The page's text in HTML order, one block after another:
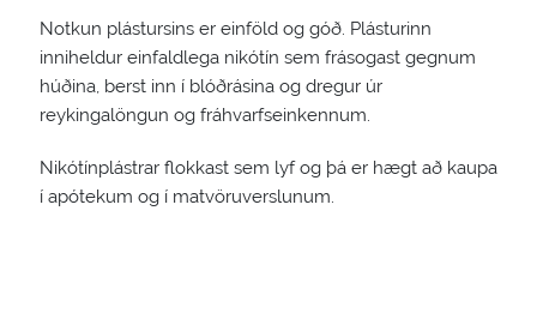
Notkun plástursins er einföld og góð. Plásturinn
inniheldur einfaldlega nikótín sem frásogast gegnum
húðina, berst inn í blóðrásina og dregur úr
reykingalöngun og fráhvarfseinkennum.
Nikótínplástrar flokkast sem lyf og þá er hægt að kaupa
í apótekum og í matvöruverslunum.